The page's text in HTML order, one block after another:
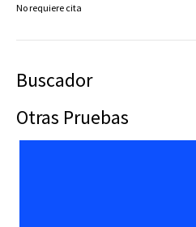
No requiere cita
Buscador
Otras Pruebas